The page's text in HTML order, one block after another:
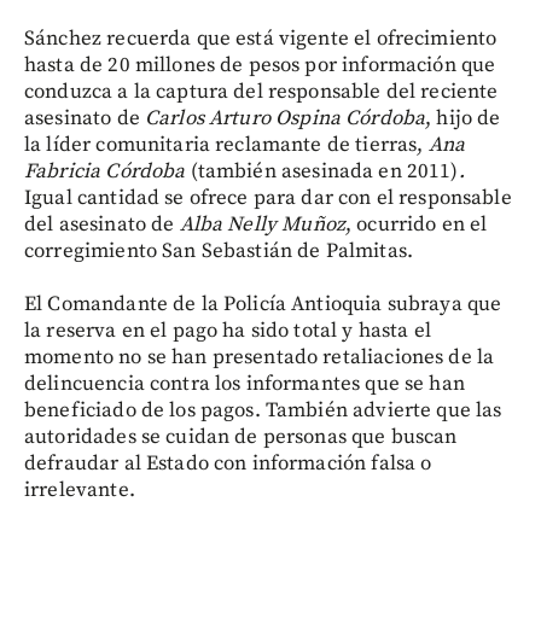
Sánchez recuerda que está vigente el ofrecimiento
hasta de 20 millones de pesos por información que
conduzca a la captura del responsable del reciente
asesinato de Carlos Arturo Ospina Córdoba, hijo de
la líder comunitaria reclamante de tierras, Ana
Fabricia Córdoba (también asesinada en 2011).
Igual cantidad se ofrece para dar con el responsable
del asesinato de Alba Nelly Muñoz, ocurrido en el
corregimiento San Sebastián de Palmitas.
El Comandante de la Policía Antioquia subraya que
la reserva en el pago ha sido total y hasta el
momento no se han presentado retaliaciones de la
delincuencia contra los informantes que se han
beneficiado de los pagos. También advierte que las
autoridades se cuidan de personas que buscan
defraudar al Estado con información falsa o
irrelevante.